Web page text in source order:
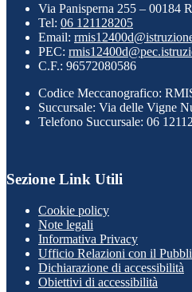
Via Panisperna 255 – 00184
Tel: 06 121128205
Email:
PEC:
C.F.: 96572080586
Codice Meccanografico:
Succursale: Via delle Vigne
Telefono Succursale: 06
Sezione Link Utili
Cookie policy
Note legali
Informativa Privacy
Ufficio Relazioni con il
Dichiarazione di accessibilità
Obiettivi di accessibilità